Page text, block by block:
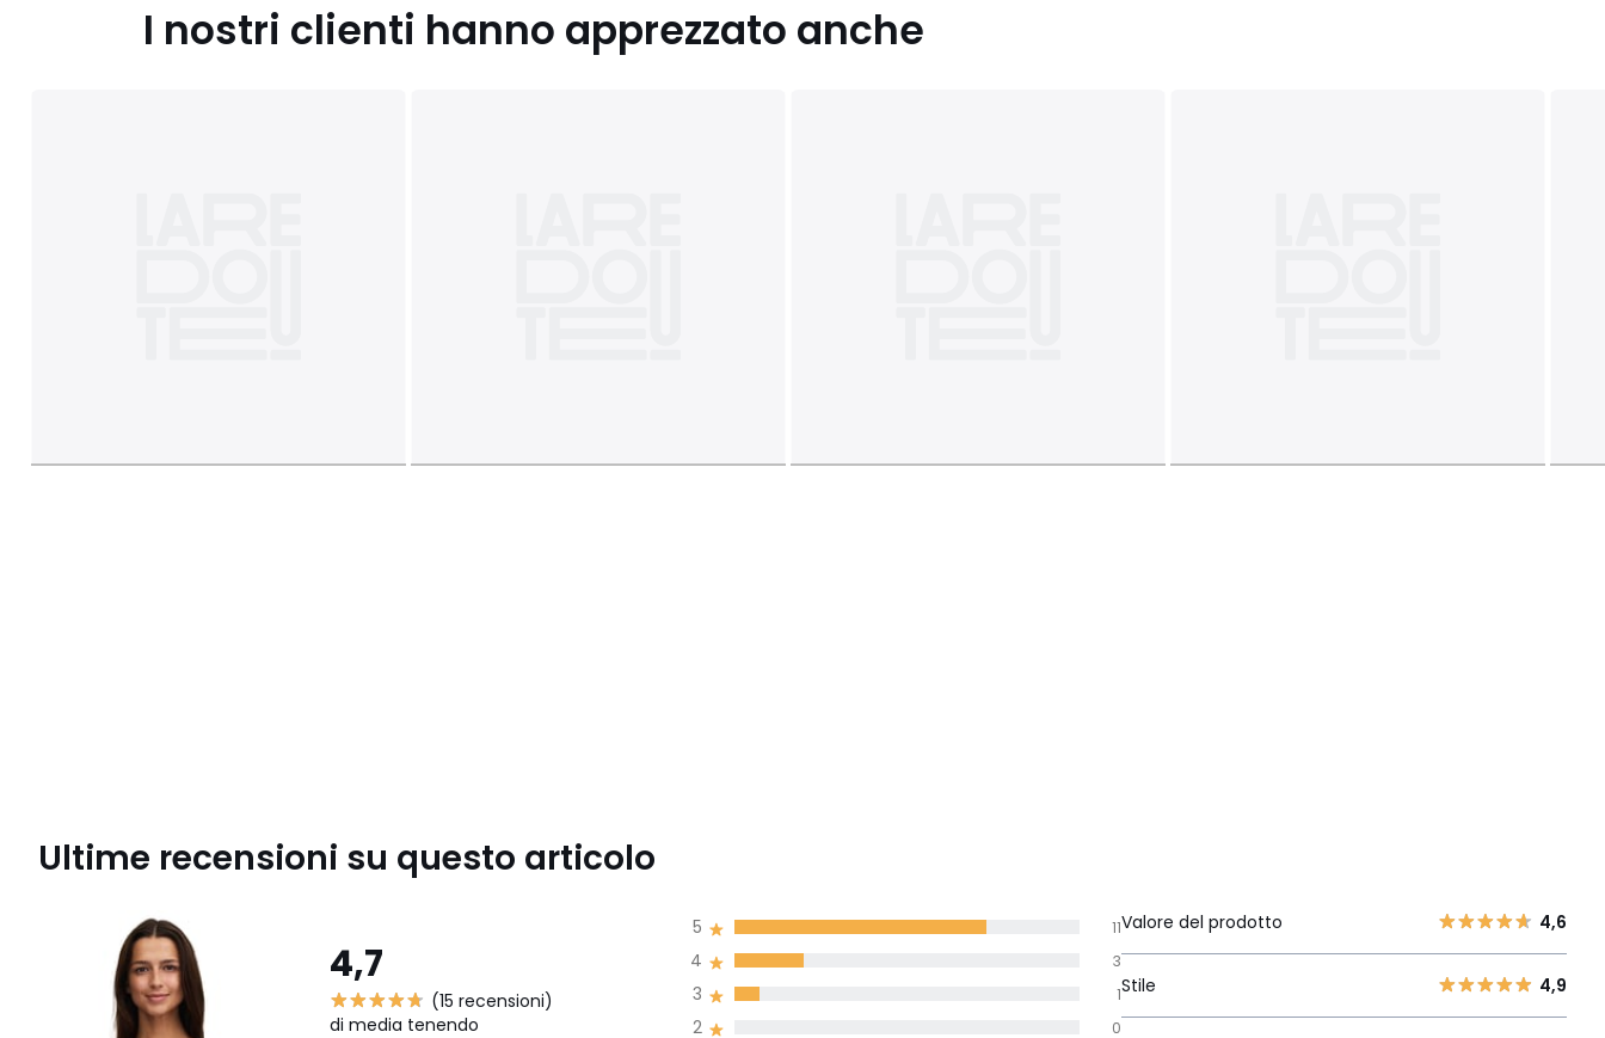
I nostri clienti hanno apprezzato anche
Ultime recensioni su questo articolo
4,7
(15 recensioni)
di media tenendo
2 0
3 1
4 3
5 11Valore del prodotto 4,6
Stile 4,9